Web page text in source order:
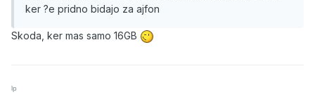
ker ?e pridno bidajo za ajfon
Skoda, ker mas samo 16GB
lp